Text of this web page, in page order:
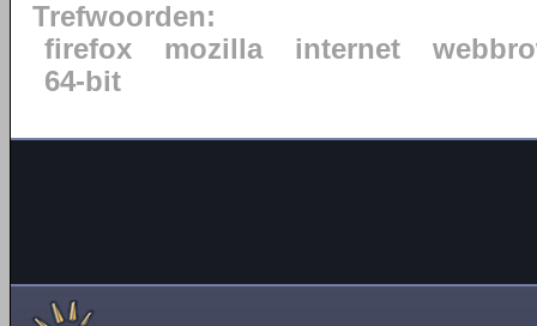
Trefwoorden:
firefox
mozilla internet
64-bit